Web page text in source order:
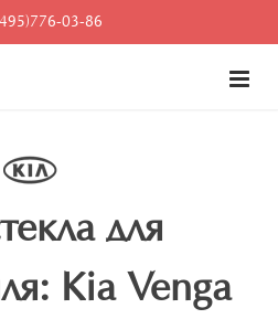
03-86
для
Kia Venga